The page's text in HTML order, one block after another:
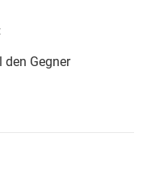
den Gegner